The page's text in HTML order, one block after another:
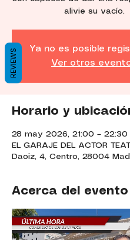
alivie su vacío.
Ya no es posible
Ver otros
Horario y
28 may 2026, 21:00 – 22:30
EL GARAJE DEL ACTOR
Daoiz, 4, Centro, 28004
Acerca del evento
REVIEWS